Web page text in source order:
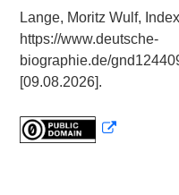
Lange, Moritz Wulf,
https://www.deutsche-
biographie.de/
[09.08.2026].